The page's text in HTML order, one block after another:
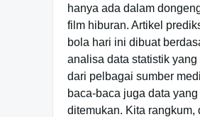
hanya ada dalam
film hiburan. Artikel
bola hari ini dibuat
analisa data statistik yang
dari pelbagai sumber
baca-baca juga data yang
ditemukan. Kita rangkum,